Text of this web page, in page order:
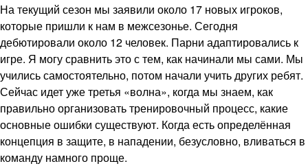
На текущий сезон мы заявили около 17 новых игроков,
которые пришли к нам в межсезонье. Сегодня
дебютировали около 12 человек. Парни адаптировались к
игре. Я могу сравнить это с тем, как начинали мы сами. Мы
учились самостоятельно, потом начали учить других ребят.
Сейчас идет уже третья «волна», когда мы знаем, как
правильно организовать тренировочный процесс, какие
основные ошибки существуют. Когда есть определённая
концепция в защите, в нападении, безусловно, вливаться в
команду намного проще.